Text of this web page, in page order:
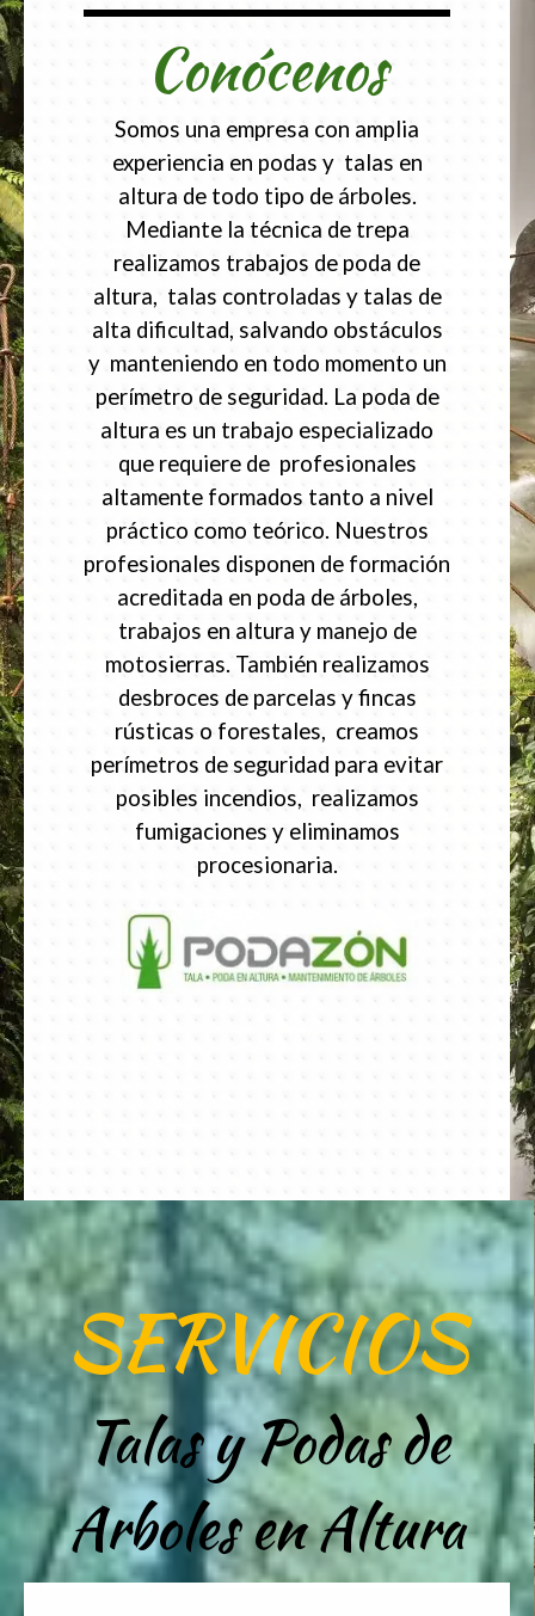
Conócenos
Somos una empresa con amplia
experiencia en podas y talas en
altura de todo tipo de árboles.
Mediante la técnica de trepa
realizamos trabajos de poda de
altura, talas controladas y talas de
alta dificultad, salvando obstáculos
y manteniendo en todo momento un
perímetro de seguridad. La poda de
altura es un trabajo especializado
que requiere de profesionales
altamente formados tanto a nivel
práctico como teórico. Nuestros
profesionales disponen de formación
acreditada en poda de árboles,
trabajos en altura y manejo de
motosierras. También realizamos
desbroces de parcelas y fincas
rústicas o forestales, creamos
perímetros de seguridad para evitar
posibles incendios, realizamos
fumigaciones y eliminamos
procesionaria.
SERVICIOS
Talas y Podas de
Arboles en Altura